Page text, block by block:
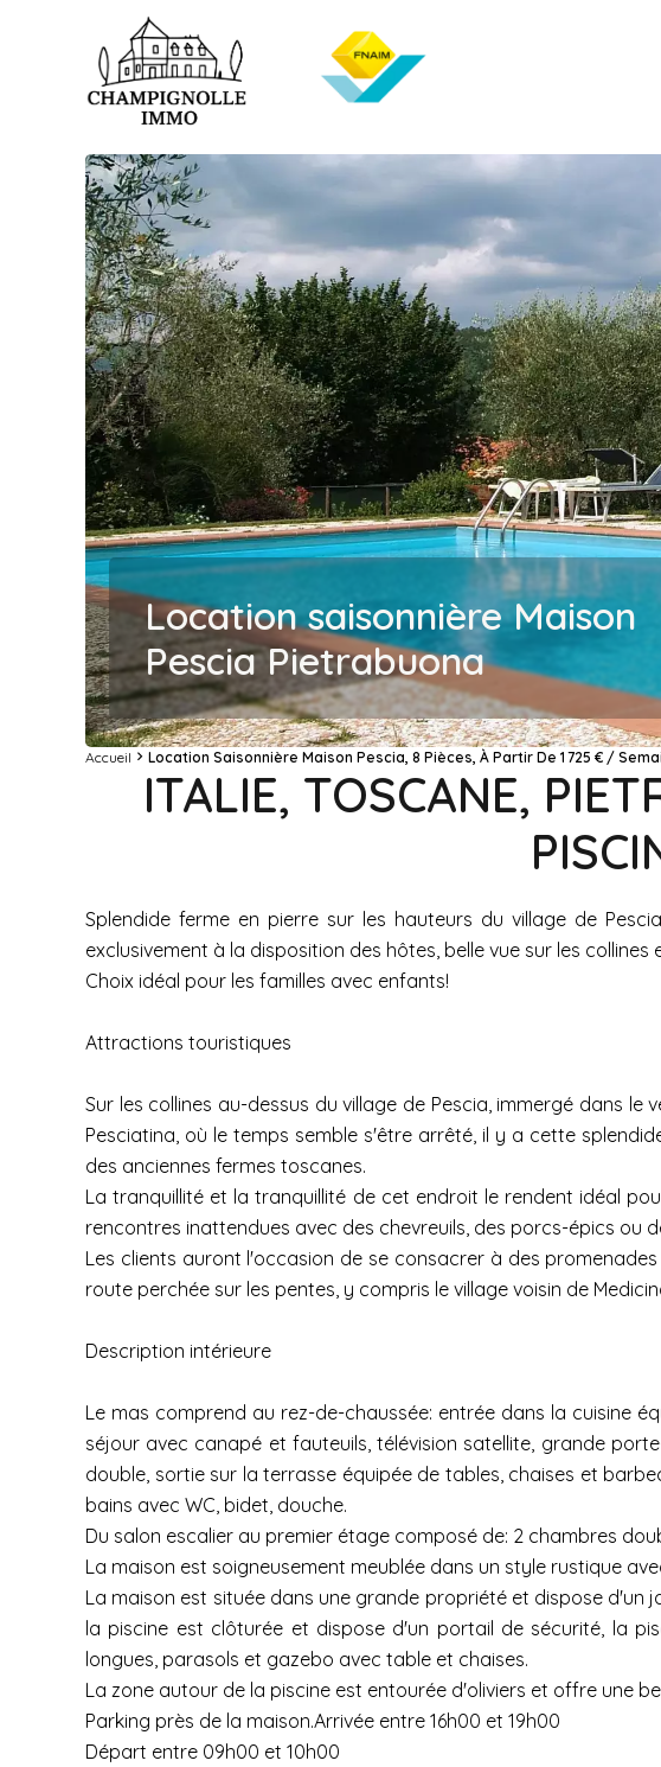
Location saisonnière Maison
Pescia Pietrabuona
Accueil Location Saisonnière Maison Pescia, 8 Pièces, À Partir De 1 725 € /
ITALIE, TOSCANE,
Splendide ferme en pierre sur les hauteurs du village de
exclusivement à la disposition des hôtes, belle vue sur les collines
Choix idéal pour les familles avec enfants!
Attractions touristiques
Sur les collines au-dessus du village de Pescia, immergé dans
Pesciatina, où le temps semble s'être arrêté, il y a cette
des anciennes fermes toscanes.
La tranquillité et la tranquillité de cet endroit le rendent idéal
rencontres inattendues avec des chevreuils, des porcs-épics ou
Les clients auront l'occasion de se consacrer à des
route perchée sur les pentes, y compris le village voisin de
Description intérieure
Le mas comprend au rez-de-chaussée: entrée dans la cuisine
séjour avec canapé et fauteuils, télévision satellite, grande
double, sortie sur la terrasse équipée de tables, chaises et
bains avec WC, bidet, douche.
Du salon escalier au premier étage composé de: 2 chambres
La maison est soigneusement meublée dans un style rustique
La maison est située dans une grande propriété et dispose
la piscine est clôturée et dispose d'un portail de sécurité, la
longues, parasols et gazebo avec table et chaises.
La zone autour de la piscine est entourée d'oliviers et offre une
Parking près de la maison.Arrivée entre 16h00 et 19h00
Départ entre 09h00 et 10h00